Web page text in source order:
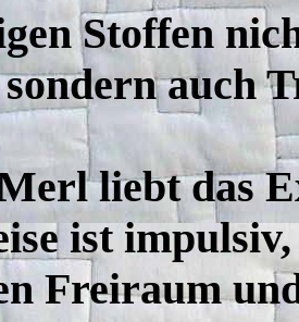
Stoffen
auch
liebt das
ist
Freiraum